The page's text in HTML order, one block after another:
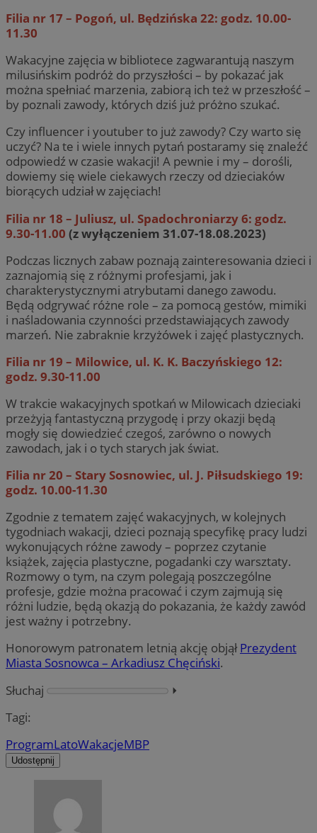
Filia nr 17 – Pogoń, ul. Będzińska 22: godz. 10.00-
11.30
Wakacyjne zajęcia w bibliotece zagwarantują naszym
milusińskim podróż do przyszłości – by pokazać jak
można spełniać marzenia, zabiorą ich też w przeszłość –
by poznali zawody, których dziś już próżno szukać.
Czy influencer i youtuber to już zawody? Czy warto się
uczyć? Na te i wiele innych pytań postaramy się znaleźć
odpowiedź w czasie wakacji! A pewnie i my – dorośli,
dowiemy się wiele ciekawych rzeczy od dzieciaków
biorących udział w zajęciach!
Filia nr 18 – Juliusz, ul. Spadochroniarzy 6: godz.
9.30-11.00 (z wyłączeniem 31.07-18.08.2023)
Podczas licznych zabaw poznają zainteresowania dzieci i
zaznajomią się z różnymi profesjami, jak i
charakterystycznymi atrybutami danego zawodu.
Będą odgrywać różne role – za pomocą gestów, mimiki
i naśladowania czynności przedstawiających zawody
marzeń. Nie zabraknie krzyżówek i zajęć plastycznych.
Filia nr 19 – Milowice, ul. K. K. Baczyńskiego 12:
godz. 9.30-11.00
W trakcie wakacyjnych spotkań w Milowicach dzieciaki
przeżyją fantastyczną przygodę i przy okazji będą
mogły się dowiedzieć czegoś, zarówno o nowych
zawodach, jak i o tych starych jak świat.
Filia nr 20 – Stary Sosnowiec, ul. J. Piłsudskiego 19:
godz. 10.00-11.30
Zgodnie z tematem zajęć wakacyjnych, w kolejnych
tygodniach wakacji, dzieci poznają specyfikę pracy ludzi
wykonujących różne zawody – poprzez czytanie
książek, zajęcia plastyczne, pogadanki czy warsztaty.
Rozmowy o tym, na czym polegają poszczególne
profesje, gdzie można pracować i czym zajmują się
różni ludzie, będą okazją do pokazania, że każdy zawód
jest ważny i potrzebny.
Honorowym patronatem letnią akcję objąłPrezydent
Miasta Sosnowca – Arkadiusz Chęciński.
Słuchaj
⏵︎
Tagi:
ProgramLatoWakacjeMBP
Udostępnij